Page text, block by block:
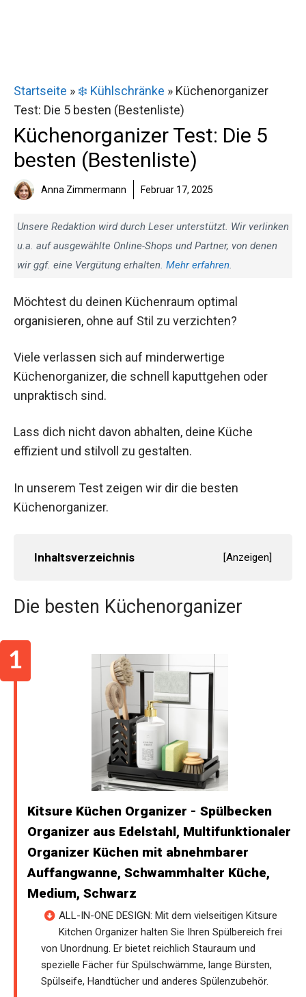
Startseite » ❄️ Kühlschränke » Küchenorganizer
Test: Die 5 besten (Bestenliste)
Küchenorganizer Test: Die 5
besten (Bestenliste)
Anna Zimmermann Februar 17, 2025
Unsere Redaktion wird durch Leser unterstützt. Wir verlinken
u.a. auf ausgewählte Online-Shops und Partner, von denen
wir ggf. eine Vergütung erhalten. Mehr erfahren.
Möchtest du deinen Küchenraum optimal
organisieren, ohne auf Stil zu verzichten?
Viele verlassen sich auf minderwertige
Küchenorganizer, die schnell kaputtgehen oder
unpraktisch sind.
Lass dich nicht davon abhalten, deine Küche
effizient und stilvoll zu gestalten.
In unserem Test zeigen wir dir die besten
Küchenorganizer.
Inhaltsverzeichnis [Anzeigen]
Die besten Küchenorganizer
Kitsure Küchen Organizer - Spülbecken
Organizer aus Edelstahl, Multifunktionaler
Organizer Küchen mit abnehmbarer
Auffangwanne, Schwammhalter Küche,
Medium, Schwarz
ALL-IN-ONE DESIGN: Mit dem vielseitigen Kitsure
Kitchen Organizer halten Sie Ihren Spülbereich frei
von Unordnung. Er bietet reichlich Stauraum und
spezielle Fächer für Spülschwämme, lange Bürsten,
Spülseife, Handtücher und anderes Spülenzubehör.